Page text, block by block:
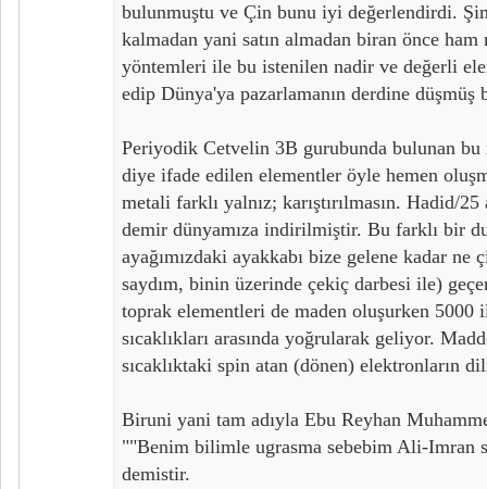
bulunmuştu ve Çin bunu iyi değerlendirdi.
kalmadan yani satın almadan biran önce
yöntemleri ile bu istenilen nadir ve değerli
edip Dünya'ya pazarlamanın derdine düşmüş
Periyodik Cetvelin 3B gurubunda bulunan
diye ifade edilen elementler öyle hemen
metali farklı yalnız; karıştırılmasın. Hadid/
demir dünyamıza indirilmiştir. Bu farklı bir
ayağımızdaki ayakkabı bize gelene kadar
saydım, binin üzerinde çekiç darbesi ile)
toprak elementleri de maden oluşurken 5000
sıcaklıkları arasında yoğrularak geliyor.
sıcaklıktaki spin atan (dönen) elektronların
Biruni yani tam adıyla Ebu Reyhan
""Benim bilimle ugrasma sebebim Ali-Imran
demistir.